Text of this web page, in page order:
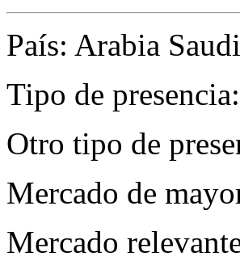
País: Arabia
Tipo de
Otro tipo de
Mercado de
Mercado